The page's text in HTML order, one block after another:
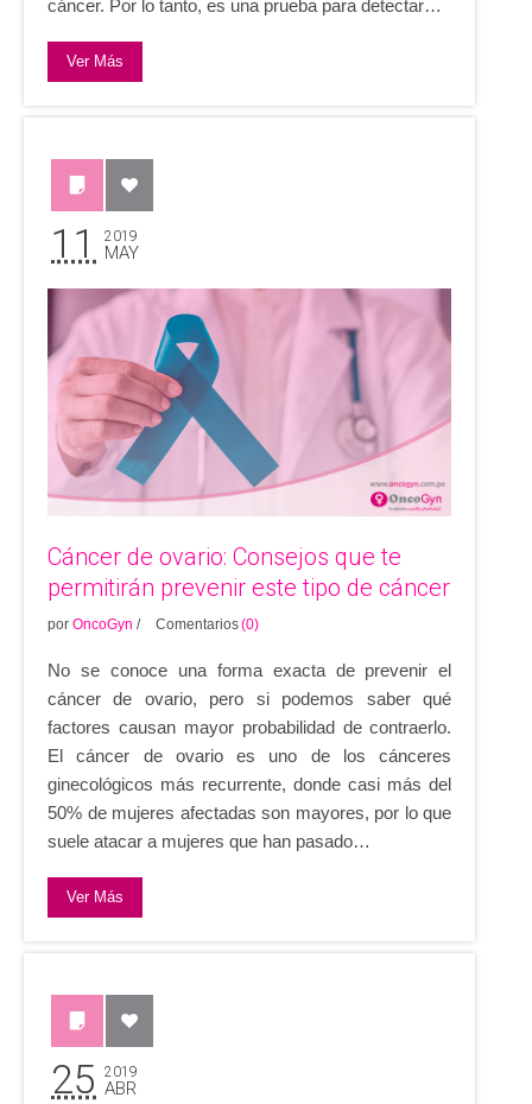
cáncer. Por lo tanto, es una prueba para detectar…
Ver Más
11 2019
MAY
Cáncer de ovario: Consejos que te
permitirán prevenir este tipo de cáncer
por OncoGyn / Comentarios(0)
No se conoce una forma exacta de prevenir el
cáncer de ovario, pero si podemos saber qué
factores causan mayor probabilidad de contraerlo.
El cáncer de ovario es uno de los cánceres
ginecológicos más recurrente, donde casi más del
50% de mujeres afectadas son mayores, por lo que
suele atacar a mujeres que han pasado…
Ver Más
25 2019
ABR